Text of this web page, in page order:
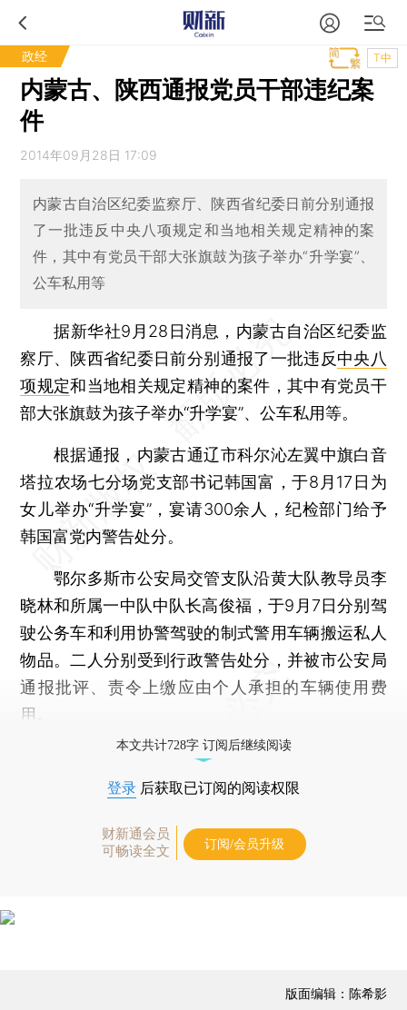
政经 T中
内蒙古、陕西通报党员干部违纪案
件
2014年09月28日 17:09
内蒙古自治区纪委监察厅、陕西省纪委日前分别通报
了一批违反中央八项规定和当地相关规定精神的案
件，其中有党员干部大张旗鼓为孩子举办“升学宴”、
公车私用等
据新华社9月28日消息，内蒙古自治区纪委监
察厅、陕西省纪委日前分别通报了一批违反中央八
项规定和当地相关规定精神的案件，其中有党员干
部大张旗鼓为孩子举办“升学宴”、公车私用等。
根据通报，内蒙古通辽市科尔沁左翼中旗白音
塔拉农场七分场党支部书记韩国富，于8月17日为
女儿举办“升学宴”，宴请300余人，纪检部门给予
韩国富党内警告处分。
鄂尔多斯市公安局交管支队沿黄大队教导员李
晓林和所属一中队中队长高俊福，于9月7日分别驾
驶公务车和利用协警驾驶的制式警用车辆搬运私人
物品。二人分别受到行政警告处分，并被市公安局
通报批评、责令上缴应由个人承担的车辆使用费
用。
本文共计728字 订阅后继续阅读
登录 后获取已订阅的阅读权限
财新通会员
可畅读全文
订阅/会员升级
版面编辑：陈希影